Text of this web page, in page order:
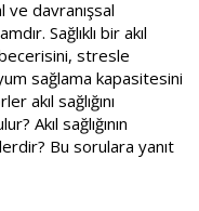
ve davranışsal
Sağlıklı bir akıl
stresle
sağlama kapasitesini
akıl sağlığını
Akıl sağlığının
Bu sorulara yanıt